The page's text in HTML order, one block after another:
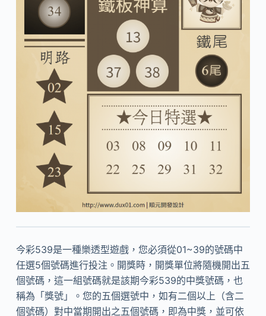
今彩539是一種樂透型遊戲，您必須從01~39的號碼中
任選5個號碼進行投注。開獎時，開獎單位將隨機開出五
個號碼，這一組號碼就是該期今彩539的中獎號碼，也
稱為「獎號」。您的五個選號中，如有二個以上（含二
個號碼）對中當期開出之五個號碼，即為中獎，並可依